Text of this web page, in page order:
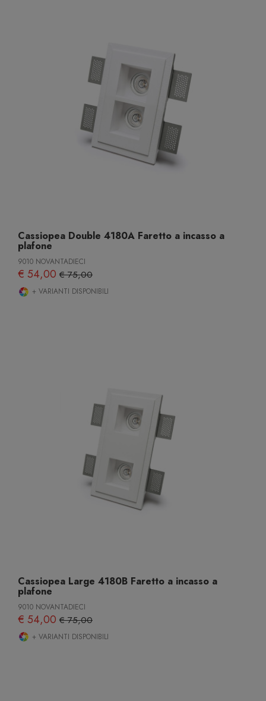
Cassiopea Double 4180A Faretto a incasso a
plafone
9010 NOVANTADIECI
€ 54,00 € 75,00
+ VARIANTI DISPONIBILI
Cassiopea Large 4180B Faretto a incasso a
plafone
9010 NOVANTADIECI
€ 54,00 € 75,00
+ VARIANTI DISPONIBILI